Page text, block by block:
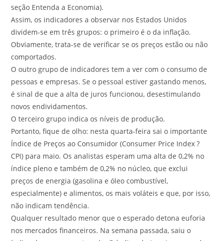
seção Entenda a Economia).
Assim, os indicadores a observar nos Estados Unidos
dividem-se em três grupos: o primeiro é o da inflação.
Obviamente, trata-se de verificar se os preços estão ou não
comportados.
O outro grupo de indicadores tem a ver com o consumo de
pessoas e empresas. Se o pessoal estiver gastando menos,
é sinal de que a alta de juros funcionou, desestimulando
novos endividamentos.
O terceiro grupo indica os níveis de produção.
Portanto, fique de olho: nesta quarta-feira sai o importante
Índice de Preços ao Consumidor (Consumer Price Index ?
CPI) para maio. Os analistas esperam uma alta de 0,2% no
índice pleno e também de 0,2% no núcleo, que exclui
preços de energia (gasolina e óleo combustível,
especialmente) e alimentos, os mais voláteis e que, por isso,
não indicam tendência.
Qualquer resultado menor que o esperado detona euforia
nos mercados financeiros. Na semana passada, saiu o